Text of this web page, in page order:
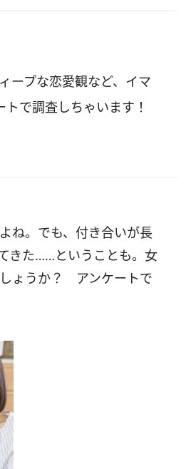
ープな恋愛観など、イマ
で調査しちゃいます！
ね。でも、付き合いが長
きた……ということも。女
ょうか？ アンケートで